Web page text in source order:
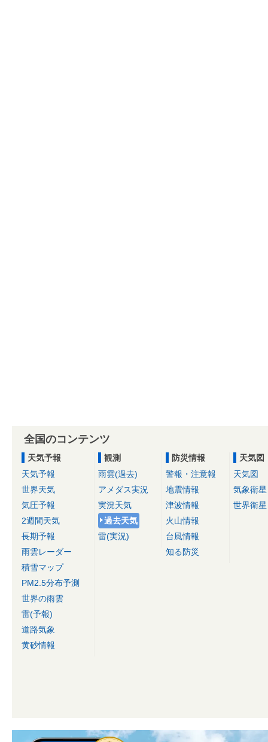
全国のコンテンツ
天気予報
天気予報
世界天気
気圧予報
2週間天気
長期予報
雨雲レーダー
積雪マップ
PM2.5分布予測
世界の雨雲
雷(予報)
道路気象
黄砂情報
観測
雨雲(過去)
アメダス実況
実況天気
過去天気
雷(実況)
防災情報
警報・注意報
地震情報
津波情報
火山情報
台風情報
知る防災
天気図
天気図
気象衛星
世界衛星